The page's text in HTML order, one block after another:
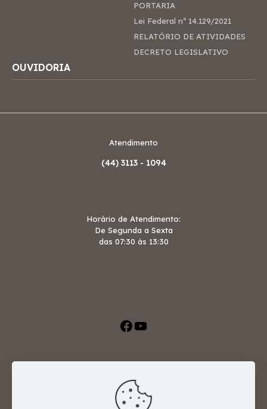
PORTARIA
Lei Federal nº 14.129/2021
RELATÓRIO DE ATIVIDADES
DECRETO LEGISLATIVO
OUVIDORIA
Atendimento
(44) 3113 - 1094
Horário de Atendimento:
De Segunda a Sexta
das 07:30 às 13:30
Nova Esperança - PR
87600-000